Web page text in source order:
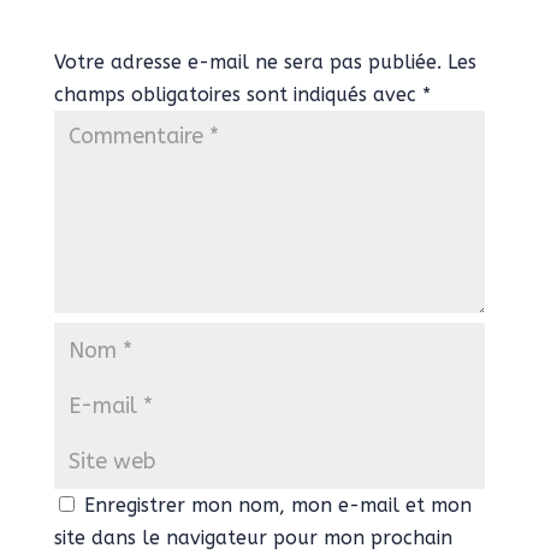
Votre adresse e-mail ne sera pas publiée. Les
champs obligatoires sont indiqués avec *
Enregistrer mon nom, mon e-mail et mon
site dans le navigateur pour mon prochain